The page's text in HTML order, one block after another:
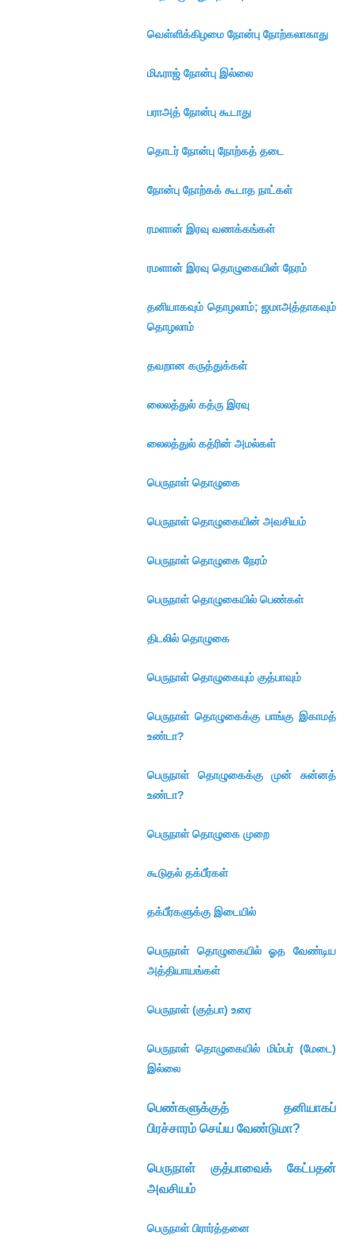
வெள்ளிக்கிழமை நோன்பு நோற்கலாகாது
மிஃராஜ் நோன்பு இல்லை
பராஅத் நோன்பு கூடாது
தொடர் நோன்பு நோற்கத் தடை
நோன்பு நோற்கக் கூடாத நாட்கள்
ரமளான் இரவு வணக்கங்கள்
ரமளான் இரவு தொழுகையின் நேரம்
தனியாகவும் தொழலாம்; ஜமாஅத்தாகவும்
தொழலாம்
தவறான கருத்துக்கள்
லைலத்துல் கத்ரு இரவு
லைலத்துல் கத்ரின் அமல்கள்
பெருநாள் தொழுகை
பெருநாள் தொழுகையின் அவசியம்
பெருநாள் தொழுகை நேரம்
பெருநாள் தொழுகையில் பெண்கள்
திடலில் தொழுகை
பெருநாள் தொழுகையும் குத்பாவும்
பெருநாள் தொழுகைக்கு பாங்கு இகாமத்
உண்டா?
பெருநாள் தொழுகைக்கு முன் சுன்னத்
உண்டா?
பெருநாள் தொழுகை முறை
கூடுதல் தக்பீர்கள்
தக்பீர்களுக்கு இடையில்
பெருநாள் தொழுகையில் ஓத வேண்டிய
அத்தியாயங்கள்
பெருநாள் (குத்பா) உரை
பெருநாள் தொழுகையில் மிம்பர் (மேடை)
இல்லை
பெண்களுக்குத் தனியாகப்
பிரச்சாரம் செய்ய வேண்டுமா?
பெருநாள் குத்பாவைக் கேட்பதன்
அவசியம்
பெருநாள் பிரார்த்தனை